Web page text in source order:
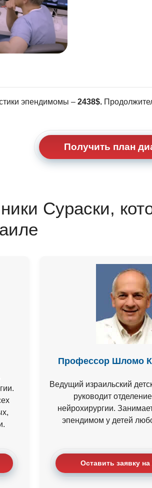
эпендимомы – 2438$.
Получить план
Сураски,
Профессор Шломо
Ведущий израильский
руководит
нейрохирургии.
эпендимом у детей
Оставить заявку